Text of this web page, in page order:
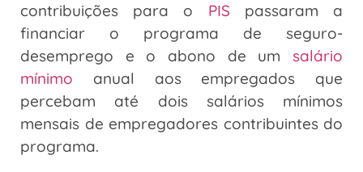
contribuições para o PIS passaram a
financiar o programa de seguro-
desemprego e o abono de um salário
mínimo anual aos empregados que
percebam até dois salários mínimos
mensais de empregadores contribuintes do
programa.